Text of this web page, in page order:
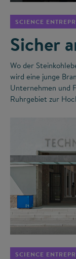
SCIENCE
Sicher
Wo der
wird eine junge
Unternehmen und
Ruhrgebiet zur
SCIENCE